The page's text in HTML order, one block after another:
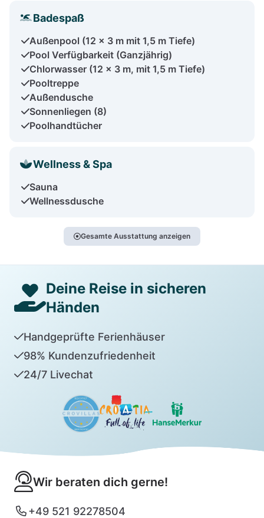
Badespaß
Außenpool (12 × 3 m mit 1,5 m Tiefe)
Pool Verfügbarkeit (Ganzjährig)
Chlorwasser (12 x 3 m, mit 1,5 m Tiefe)
Pooltreppe
Außendusche
Sonnenliegen (8)
Poolhandtücher
Wellness & Spa
Sauna
Wellnessdusche
Gesamte Ausstattung anzeigen
Deine Reise in sicheren
Händen
Handgeprüfte Ferienhäuser
98% Kundenzufriedenheit
24/7 Livechat
Wir beraten dich gerne!
+49 521 92278504